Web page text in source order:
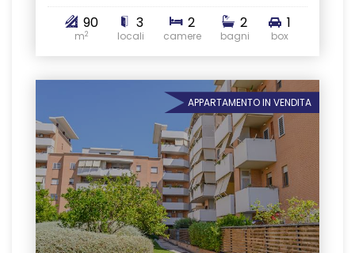
90
m2
3
locali
2
camere
2
bagni
1
box
APPARTAMENTO IN VENDITA